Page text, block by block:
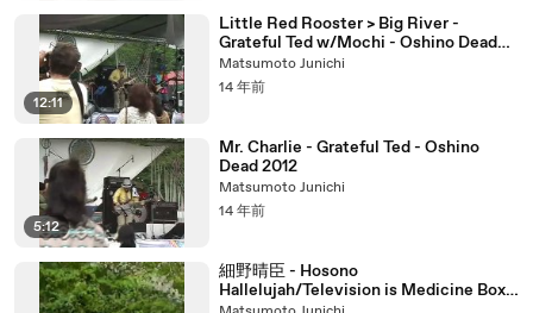
12:11
Little Red Rooster > Big River -
Grateful Ted w/Mochi - Oshino Dead
2012
Matsumoto Junichi
14 年前
5:12
Mr. Charlie - Grateful Ted - Oshino
Dead 2012
Matsumoto Junichi
14 年前
細野晴臣 - Hosono
Hallelujah/Television is Medicine Box